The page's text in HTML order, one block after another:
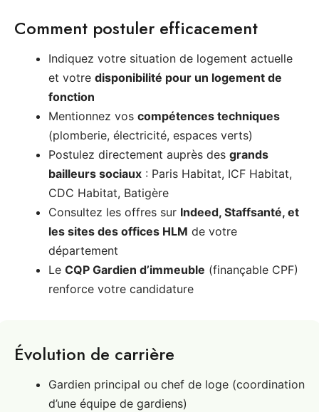
Comment postuler efficacement
Indiquez votre situation de logement actuelle
et votre disponibilité pour un logement de
fonction
Mentionnez vos compétences techniques
(plomberie, électricité, espaces verts)
Postulez directement auprès des grands
bailleurs sociaux : Paris Habitat, ICF Habitat,
CDC Habitat, Batigère
Consultez les offres sur Indeed, Staffsanté, et
les sites des offices HLM de votre
département
Le CQP Gardien d’immeuble (finançable CPF)
renforce votre candidature
Évolution de carrière
Gardien principal ou chef de loge (coordination
d’une équipe de gardiens)